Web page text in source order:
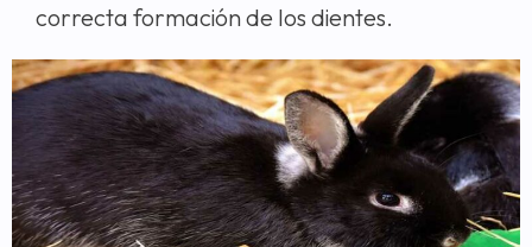
correcta formación de los dientes.